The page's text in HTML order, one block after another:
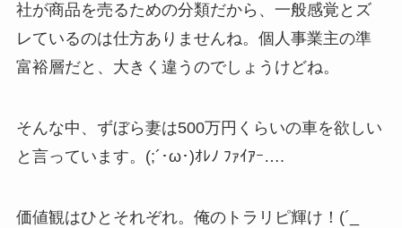
社が商品を売るための分類だから、一般感覚とズ
レているのは仕方ありませんね。個人事業主の準
富裕層だと、大きく違うのでしょうけどね。
そんな中、ずぼら妻は500万円くらいの車を欲しい
と言っています。(;´･ω･)ｵﾚﾉ ﾌｧｲｱｰ….
価値観はひとそれぞれ。俺のトラリピ輝け！(´_ゝ